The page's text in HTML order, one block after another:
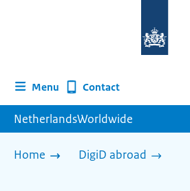
homepage
Menu Contact
NetherlandsWorldwide
Home DigiD abroad